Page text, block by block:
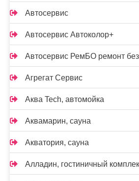
Автосервис
Автосервис Автоколор+
Автосервис РемБО ремонт
Агрегат Сервис
Аква Tech, автомойка
Аквамарин, сауна
Акватория, сауна
Алладин, гостиничный